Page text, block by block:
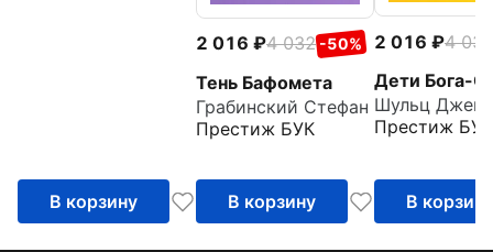
В корзину
2 016 4 032 -50%
Тень Бафомета
Грабинский Стефан
Престиж БУК
В корзину
2 016
4 032
Дети Бога-
Престиж БУК
В корзину